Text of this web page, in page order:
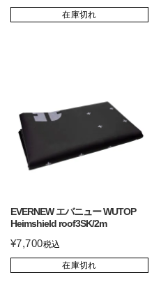
在庫切れ
EVERNEW エバニュー WUTOP
Heimshield roof3SK/2m
¥7,700税込
在庫切れ